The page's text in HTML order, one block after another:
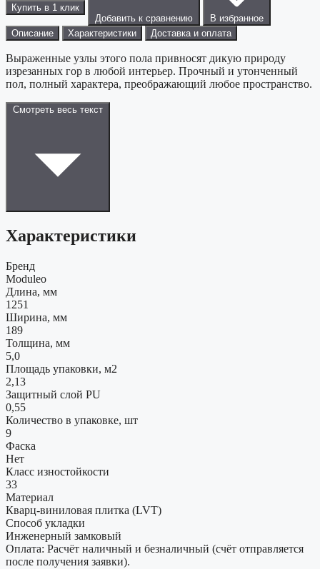
Купить в 1 клик
Добавить к сравнению
В избранное
Описание
Характеристики Доставка и оплата
Выраженные узлы этого пола привносят дикую природу
изрезанных гор в любой интерьер. Прочный и утонченный
пол, полный характера, преображающий любое пространство.
Смотреть весь текст
Характеристики
Бренд
Moduleo
Длина, мм
1251
Ширина, мм
189
Толщина, мм
5,0
Площадь упаковки, м2
2,13
Защитный слой PU
0,55
Количество в упаковке, шт
9
Фаска
Нет
Класс изностойкости
33
Материал
Кварц-виниловая плитка (LVT)
Способ укладки
Инженерный замковый
Оплата: Расчёт наличный и безналичный (счёт отправляется
после получения заявки).